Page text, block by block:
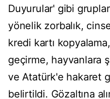
Duyurular' gibi
yönelik zorbalık,
kredi kartı
geçirme, hayvanlara
ve Atatürk'e hakaret
belirtildi. Gözaltına